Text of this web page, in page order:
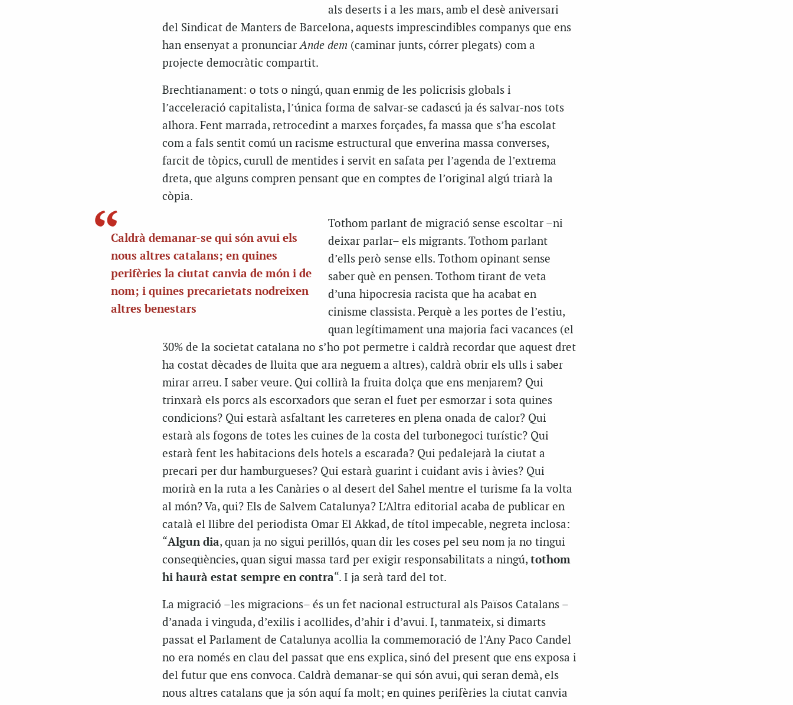
als deserts i a les mars, amb el desè aniversari
del Sindicat de Manters de Barcelona, aquests imprescindibles companys que ens
han ensenyat a pronunciarAnde dem (caminar junts, córrer plegats) com a
projecte democràtic compartit.
Brechtianament: o tots o ningú, quan enmig de les policrisis globals i
l’acceleració capitalista, l’única forma de salvar-se cadascú ja és salvar-nos tots
alhora. Fent marrada, retrocedint a marxes forçades, fa massa que s’ha escolat
com a fals sentit comú un racisme estructural que enverina massa converses,
farcit de tòpics, curull de mentides i servit en safata per l’agenda de l’extrema
dreta, que alguns compren pensant que en comptes de l’original algú triarà la
còpia.
Caldrà demanar-se qui són avui els
nous altres catalans; en quines
perifèries la ciutat canvia de món i de
nom; i quines precarietats nodreixen
altres benestars
Tothom parlant de migració sense escoltar –ni
deixar parlar– els migrants. Tothom parlant
d’ells però sense ells. Tothom opinant sense
saber què en pensen. Tothom tirant de veta
d’una hipocresia racista que ha acabat en
cinisme classista. Perquè a les portes de l’estiu,
quan legítimament una majoria faci vacances (el
30% de la societat catalana no s’ho pot permetre i caldrà recordar que aquest dret
ha costat dècades de lluita que ara neguem a altres), caldrà obrir els ulls i saber
mirar arreu. I saber veure. Qui collirà la fruita dolça que ens menjarem? Qui
trinxarà els porcs als escorxadors que seran el fuet per esmorzar i sota quines
condicions? Qui estarà asfaltant les carreteres en plena onada de calor? Qui
estarà als fogons de totes les cuines de la costa del turbonegoci turístic? Qui
estarà fent les habitacions dels hotels a escarada? Qui pedalejarà la ciutat a
precari per dur hamburgueses? Qui estarà guarint i cuidant avis i àvies? Qui
morirà en la ruta a les Canàries o al desert del Sahel mentre el turisme fa la volta
al món? Va, qui? Els de Salvem Catalunya? L’Altra editorial acaba de publicar en
català el llibre del periodista Omar El Akkad, de títol impecable, negreta inclosa:
“Algun dia, quan ja no sigui perillós, quan dir les coses pel seu nom ja no tingui
conseqüències, quan sigui massa tard per exigir responsabilitats a ningú, tothom
hi haurà estat sempre en contra“. I ja serà tard del tot.
La migració –les migracions– és un fet nacional estructural als Països Catalans –
d’anada i vinguda, d’exilis i acollides, d’ahir i d’avui. I, tanmateix, si dimarts
passat el Parlament de Catalunya acollia la commemoració de l’Any Paco Candel
no era només en clau del passat que ens explica, sinó del present que ens exposa i
del futur que ens convoca. Caldrà demanar-se qui són avui, qui seran demà, els
nous altres catalans que ja són aquí fa molt; en quines perifèries la ciutat canvia